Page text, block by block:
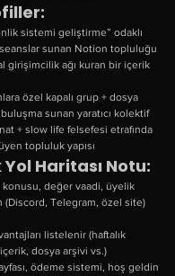
sistemi geliştirme” odaklı
sunan Notion topluluğu
girişimcilik ağı kuran bir içerik
özel kapalı grup + dosya
sunan yaratıcı kolektif
+ slow life felsefesi etrafında
topluluk yapısı
Haritası Notu:
değer vaadi, üyelik
(Discord, Telegram, özel site)
listelenir (haftalık
dosya arşivi vs.)
ödeme sistemi, hoş geldin